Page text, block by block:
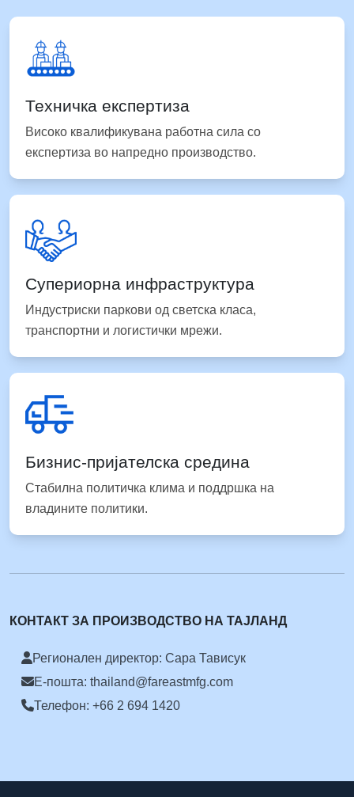
Техничка експертиза
Високо квалификувана работна сила со
експертиза во напредно производство.
Супериорна инфраструктура
Индустриски паркови од светска класа,
транспортни и логистички мрежи.
Бизнис-пријателска средина
Стабилна политичка клима и поддршка на
владините политики.
КОНТАКТ ЗА ПРОИЗВОДСТВО НА ТАЈЛАНД
Регионален директор: Сара Тависук
Е-пошта: thailand@fareastmfg.com
Телефон: +66 2 694 1420